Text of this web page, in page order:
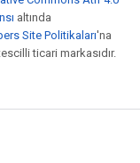
altında
Site Politikaları'na
ticari markasıdır.